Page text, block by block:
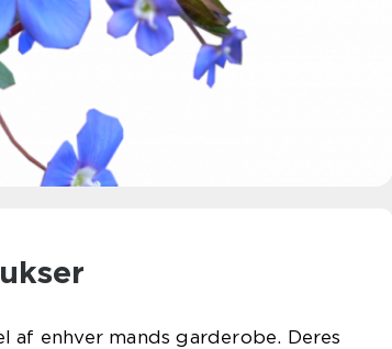
enhver mands garderobe. Deres